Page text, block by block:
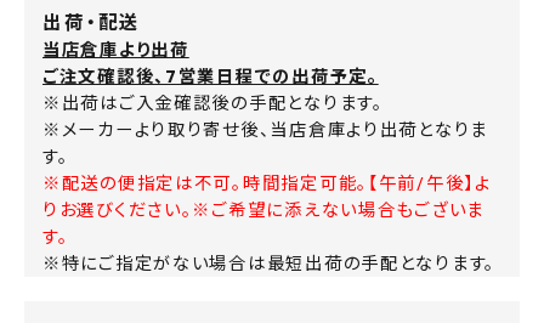
出荷・配送
当店倉庫より出荷
ご注文確認後、7営業日程での出荷予定。
※出荷はご入金確認後の手配となります。
※メーカーより取り寄せ後、当店倉庫より出荷となりま
す。
※配送の便指定は不可。時間指定可能。【午前/午後】よ
りお選びください。※ご希望に添えない場合もございま
す。
※特にご指定がない場合は最短出荷の手配となります。